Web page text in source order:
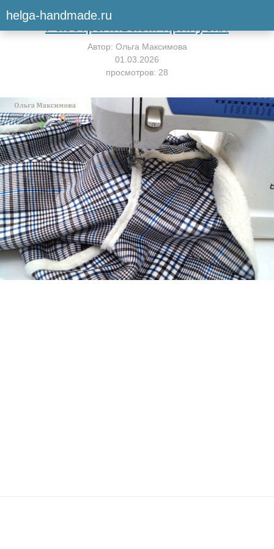
helga-handmade.ruВернуться к мастер-классу
Расстрачиваем припуски
Автор: Ольга Максимова
01.03.2026
просмотров: 28